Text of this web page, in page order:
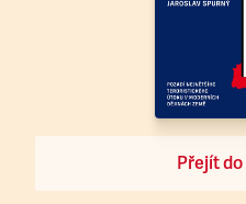
Přejít